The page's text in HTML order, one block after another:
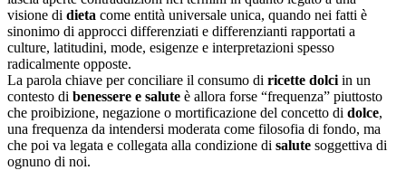
visione di dieta come entità universale unica, quando nei fatti è
sinonimo di approcci differenziati e differenzianti rapportati a
culture, latitudini, mode, esigenze e interpretazioni spesso
radicalmente opposte.
La parola chiave per conciliare il consumo di ricette dolciin un
contesto di benessere e salute è allora forse “frequenza” piuttosto
che proibizione, negazione o mortificazione del concetto di dolce,
una frequenza da intendersi moderata come filosofia di fondo, ma
che poi va legata e collegata alla condizione di salute soggettiva di
ognuno di noi.